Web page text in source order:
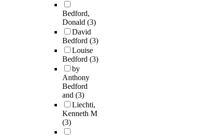
Bedford,
Donald (3)
David
Bedford (3)
Louise
Bedford (3)
by
Anthony
Bedford
and (3)
Liechti,
Kenneth M
(3)